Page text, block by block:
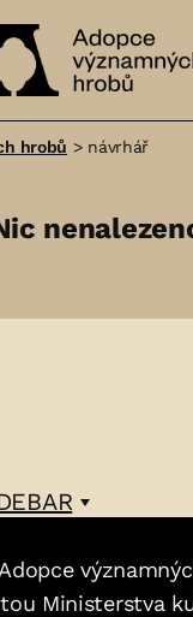
hrobů > návrhář
Ministerstva